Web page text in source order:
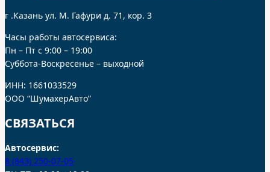
г .Казань ул. М. Гафури д. 71, кор. 3
Часы работы автосервиса:
Пн – Пт с 9:00 – 19:00
Суббота-Воскресенье – выходной
ИНН: 1661033529
ООО “ШумахерАвто”
СВЯЗАТЬСЯ
Автосервис:
8 (843) 250-07-05